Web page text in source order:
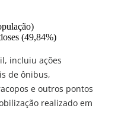
(49,84%)
incluiu ações
de ônibus,
e outros pontos
realizado em